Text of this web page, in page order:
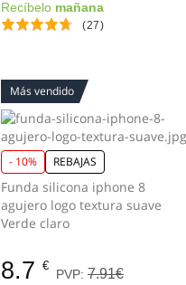
Recíbelo mañana
(27)
Más vendido
- 10% REBAJAS
Funda silicona iphone 8
agujero logo textura suave
Verde claro
8.7 €
PVP:7.91€